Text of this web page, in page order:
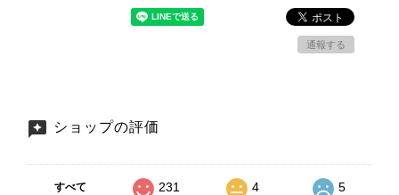
通報する
ショップの評価
すべて 231 4 5